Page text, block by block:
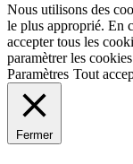
Nous utilisons des
le plus approprié. En
accepter tous les
paramètrer les
Paramètres Tout
Fermer